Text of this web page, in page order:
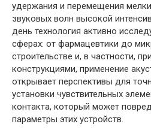
удержания и перемещения
звуковых волн высокой
день технология активно
сферах: от фармацевтики до
строительстве и, в частности,
конструкциями, применение
открывает перспективы для
установки чувствительных
контакта, который может
параметры этих устройств.